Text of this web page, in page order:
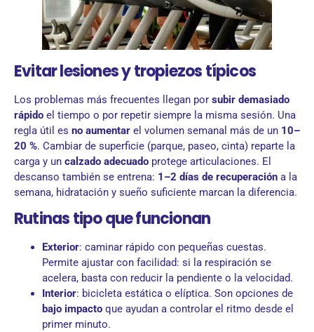
Evitar lesiones y tropiezos típicos
Los problemas más frecuentes llegan por subir demasiado
rápido el tiempo o por repetir siempre la misma sesión. Una
regla útil es no aumentar el volumen semanal más de un 10–
20 %. Cambiar de superficie (parque, paseo, cinta) reparte la
carga y un calzado adecuado protege articulaciones. El
descanso también se entrena: 1–2 días de recuperación a la
semana, hidratación y sueño suficiente marcan la diferencia.
Rutinas tipo que funcionan
Exterior: caminar rápido con pequeñas cuestas.
Permite ajustar con facilidad: si la respiración se
acelera, basta con reducir la pendiente o la velocidad.
Interior: bicicleta estática o elíptica. Son opciones de
bajo impacto que ayudan a controlar el ritmo desde el
primer minuto.